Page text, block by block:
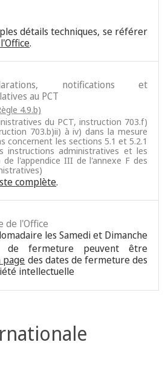
détails techniques, se référer
.
notifications et
au PCT
4.9.b)
du PCT, instruction 703.f)
703.b)ii) à iv) dans la mesure
concernent les sections 5.1 et 5.2.1
instructions administratives et les
l'appendice III de l'annexe F des
complète.
de l'Office
les Samedi et Dimanche
de fermeture peuvent être
page des dates de fermeture des
intellectuelle